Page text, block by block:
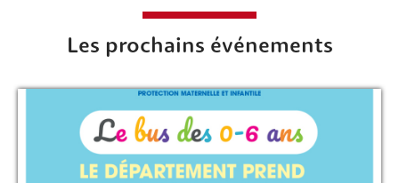
Les prochains événements